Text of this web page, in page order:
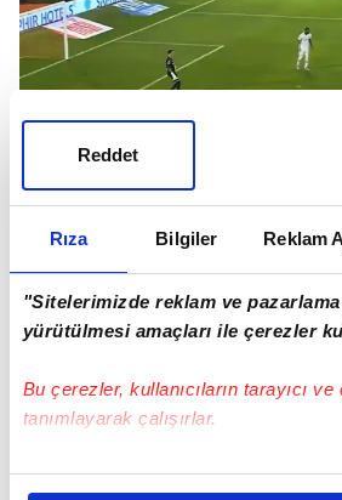
Rıza Bilgiler Reklam
"Sitelerimizde reklam ve
yürütülmesi amaçları ile çerezler
Bu çerezler, kullanıcıların tarayıcı ve
tanımlayarak çalışırlar.
Bu çerezlere izin vermeniz halinde
Reddet